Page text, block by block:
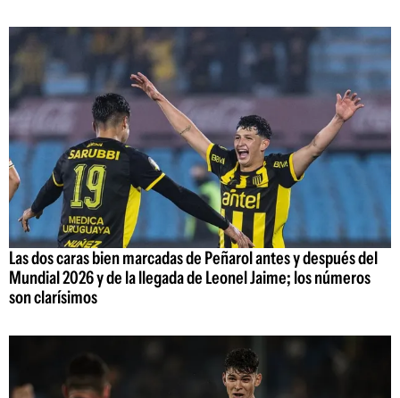
Las dos caras bien marcadas de Peñarol antes y después del
Mundial 2026 y de la llegada de Leonel Jaime; los números
son clarísimos